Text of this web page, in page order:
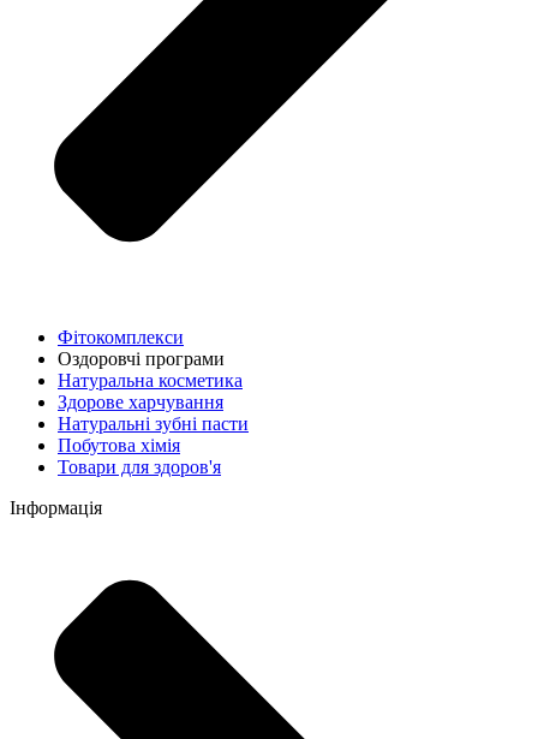
Фітокомплекси
Оздоровчі програми
Натуральна косметика
Здорове харчування
Натуральні зубні пасти
Побутова хімія
Товари для здоров'я
Інформація